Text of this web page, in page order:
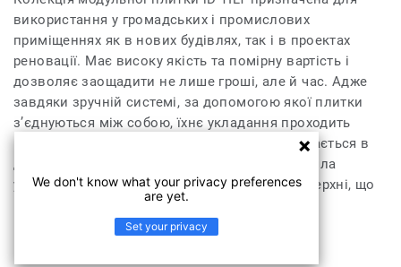
використання у громадських і промислових
приміщеннях як в нових будівлях, так і в проектах
реновації. Має високу якість та помірну вартість і
дозволяє заощадити не лише гроші, але й час. Адже
завдяки зручній системі, за допомогою якої плитки
з’єднуються між собою, їхнє укладання проходить
набагато легше та швидше. Колекція випускається в
двох зручних форматах. Кожна плитка пройшла
унікальну обробку Top Clean для захисту поверхні, що
гарантує довговічність і легкість догляду.
We don't know what your privacy preferences
are yet.
Set your privacy